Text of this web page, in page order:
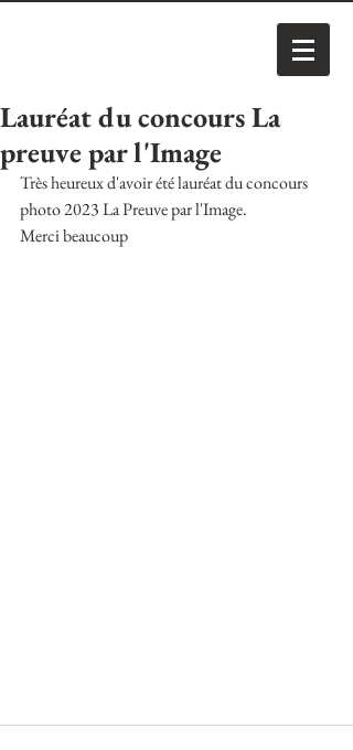
Lauréat du concours La
preuve par l'Image
Très heureux d'avoir été lauréat du concours
photo 2023 La Preuve par l'Image.
Merci beaucoup